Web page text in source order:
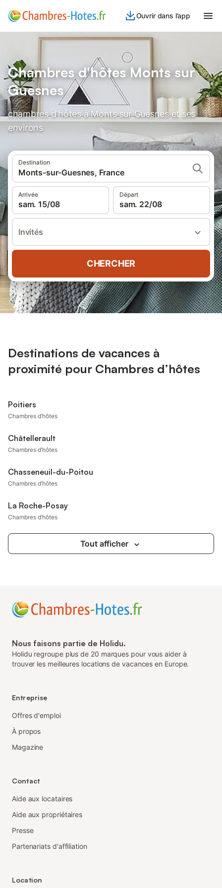
Ouvrir dans l’app
Chambres d'hôtes Monts sur
Guesnes
chambres d'hôtes à Monts sur Guesnes et ses
environs
Destination
Monts-sur-Guesnes, France
Arrivée
sam. 15/08
Départ
sam. 22/08
Invités
CHERCHER
Destinations de vacances à
proximité pour Chambres d’hôtes
Poitiers
Chambres d’hôtes
Châtellerault
Chambres d’hôtes
Chasseneuil-du-Poitou
Chambres d’hôtes
La Roche-Posay
Chambres d’hôtes
Tout afficher
Nous faisons partie de Holidu.
Holidu regroupe plus de 20 marques pour vous aider à
trouver les meilleures locations de vacances en Europe.
Entreprise
Offres d'emploi
À propos
Magazine
Contact
Aide aux locataires
Aide aux propriétaires
Presse
Partenariats d'affiliation
Location